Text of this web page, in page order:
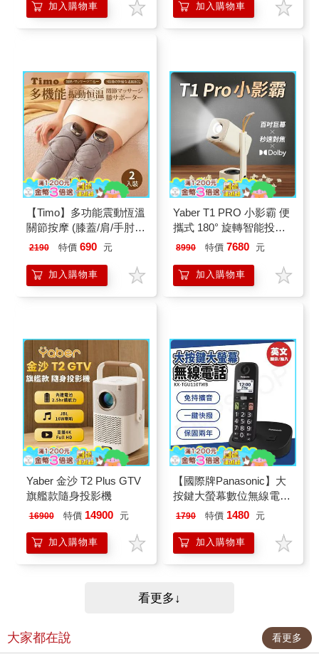
加入購物車 加入購物車
【Timo】多功能震動恆溫
關節按摩 (膝蓋/肩/手肘通
用) 無線充電加熱護膝 智
組】
2190 特價 690 元
加入購物車
Yaber T1 PRO 小影霸 便
攜式 180° 旋轉智能投影
機
8990 特價 7680 元
加入購物車
Yaber 金沙 T2 Plus GTV
旗艦款隨身投影機
16900 特價 14900 元
加入購物車
【國際牌Panasonic】大
按鍵大螢幕數位無線電話
KX-TGU110TWB
1790 特價 1480 元
加入購物車
看更多↓
大家都在說 看更多